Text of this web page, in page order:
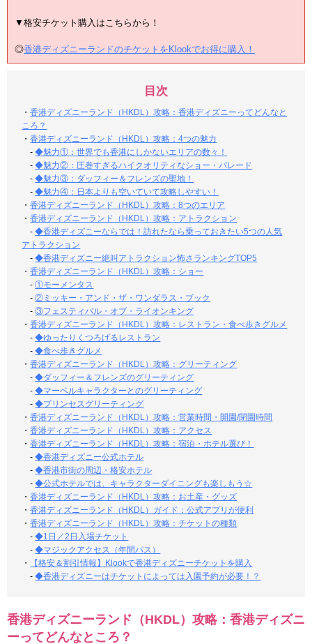
▼格安チケット購入はこちらから！
◎香港ディズニーランドのチケットをKlookでお得に購入！
目次
・香港ディズニーランド（HKDL）攻略：香港ディズニーってどんなと
ころ？
・香港ディズニーランド（HKDL）攻略：4つの魅力
-◆魅力①：世界でも香港にしかないエリアの数々！
-◆魅力②：圧巻すぎるハイクオリティなショー・パレード
-◆魅力③：ダッフィー＆フレンズの聖地！
-◆魅力④：日本よりも空いていて攻略しやすい！
・香港ディズニーランド（HKDL）攻略：8つのエリア
・香港ディズニーランド（HKDL）攻略：アトラクション
-◆香港ディズニーならでは！訪れたなら乗っておきたい5つの人気
アトラクション
-◆香港ディズニー絶叫アトラクション怖さランキングTOP5
・香港ディズニーランド（HKDL）攻略：ショー
-①モーメンタス
-②ミッキー・アンド・ザ・ワンダラス・ブック
-③フェスティバル・オブ・ライオンキング
・香港ディズニーランド（HKDL）攻略：レストラン・食べ歩きグルメ
-◆ゆったりくつろげるレストラン
-◆食べ歩きグルメ
・香港ディズニーランド（HKDL）攻略：グリーティング
-◆ダッフィー＆フレンズのグリーティング
-◆マーベルキャラクターとのグリーティング
-◆プリンセスグリーティング
・香港ディズニーランド（HKDL）攻略：営業時間・開園/閉園時間
・香港ディズニーランド（HKDL）攻略：アクセス
・香港ディズニーランド（HKDL）攻略：宿泊・ホテル選び！
-◆香港ディズニー公式ホテル
-◆香港市街の周辺・格安ホテル
-◆公式ホテルでは、キャラクターダイニングも楽しもう☆
・香港ディズニーランド（HKDL）攻略：お土産・グッズ
・香港ディズニーランド（HKDL）ガイド：公式アプリが便利
・香港ディズニーランド（HKDL）攻略：チケットの種類
-◆1日／2日入場チケット
-◆マジックアクセス（年間パス）
・
【格安＆割引情報】Klookで香港ディズニーチケットを購入
-◆香港ディズニーはチケットによっては入園予約が必要！？
香港ディズニーランド（HKDL）攻略：香港ディズニ
ーってどんなところ？